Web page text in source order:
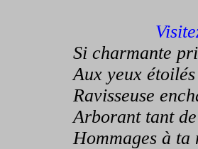
Si charmante
Aux yeux étoilés
Ravisseuse
Arborant tant de
Hommages à ta